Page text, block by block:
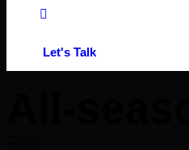
Let's Talk